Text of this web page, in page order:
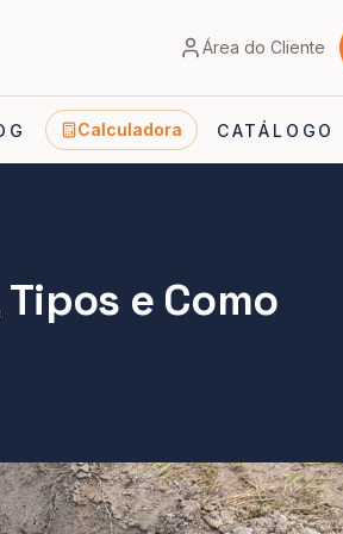
Área do Cliente
Calculadora CATÁLOGO
e Como